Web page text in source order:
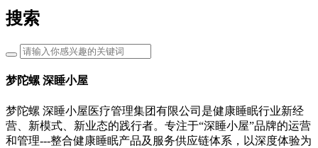
搜索
梦陀螺 深睡小屋
梦陀螺 深睡小屋医疗管理集团有限公司是健康睡眠行业新经
营、新模式、新业态的践行者。专注于“深睡小屋”品牌的运营
和管理---整合健康睡眠产品及服务供应链体系，以深度体验为